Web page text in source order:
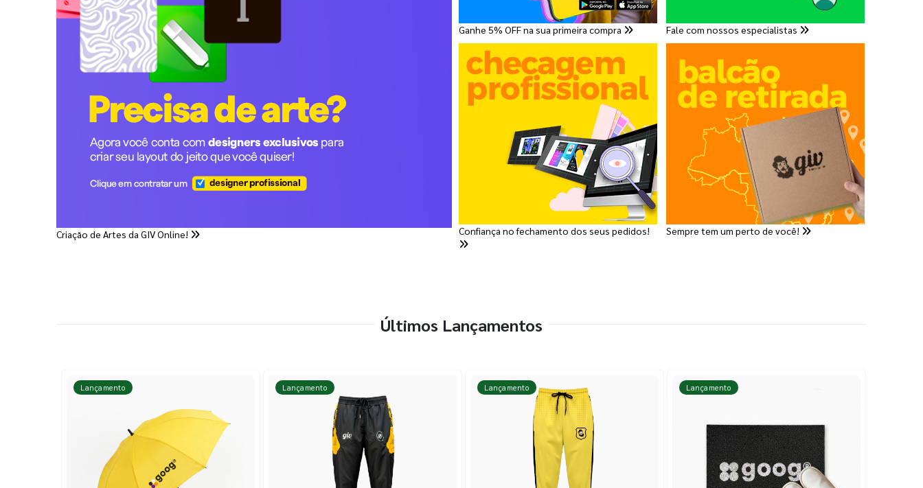
Criação de Artes da GIV Online!
Ganhe 5% OFF na sua primeira compra
Confiança no fechamento dos seus pedidos!
Fale com nossos especialistas
Sempre tem um perto de você!
Últimos Lançamentos
Lançamento Lançamento Lançamento Lançamento